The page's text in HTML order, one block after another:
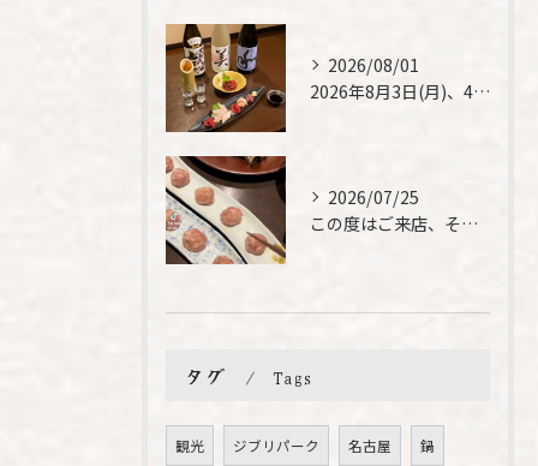
2026/08/01
2026年8月3日(月)、4日(火)は、臨時休業させて頂きま...
2026/07/25
この度はご来店、そして素敵なご紹介誠にありがとうございます✨...
タグ Tags
観光 ジブリパーク 名古屋 鍋